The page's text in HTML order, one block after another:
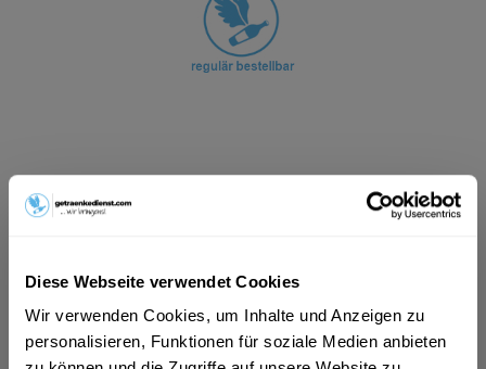
Diese Webseite verwendet Cookies
Wir verwenden Cookies, um Inhalte und Anzeigen zu
personalisieren, Funktionen für soziale Medien anbieten
ab 9,49 € *
Vorrätig
MEHRWEG
+3,10 € Pfand